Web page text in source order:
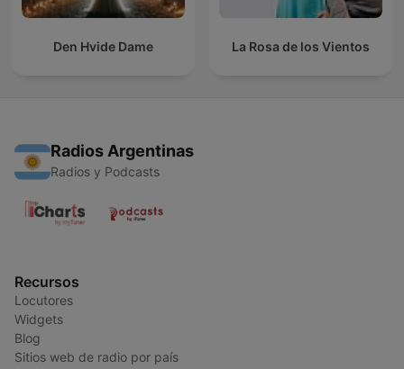
Den Hvide Dame La Rosa de los Vientos
Radios Argentinas
Radios y Podcasts
Recursos
Locutores
Widgets
Blog
Sitios web de radio por país